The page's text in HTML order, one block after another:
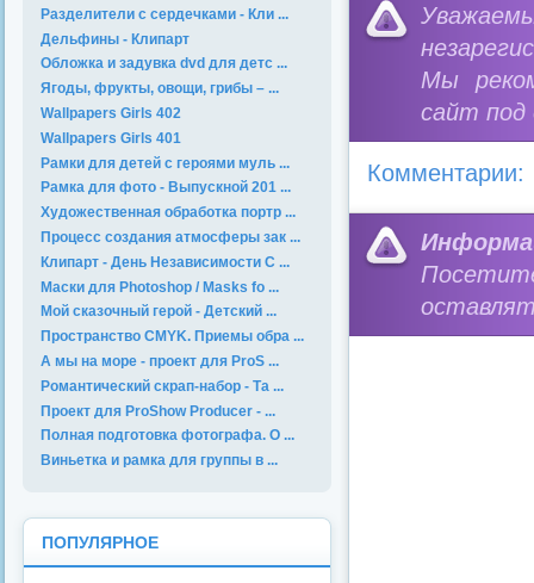
Мы
сайт под
Комментарии:
Разделители с сердечками - Кли ...
Дельфины - Клипарт
Обложка и задувка dvd для детс ...
Ягоды, фрукты, овощи, грибы – ...
Wallpapers Girls 402
Wallpapers Girls 401
Рамки для детей с героями муль ...
Рамка для фото - Выпускной 201 ...
Художественная обработка портр ...
Процесс создания атмосферы зак ...
Клипарт - День Независимости С ...
Маски для Photoshop / Masks fo ...
Мой сказочный герой - Детский ...
Пространство CMYK. Приемы обра ...
А мы на море - проект для ProS ...
Романтический скрап-набор - Та ...
Проект для ProShow Producer - ...
Полная подготовка фотографа. О ...
Виньетка и рамка для группы в ...
ПОПУЛЯРНОЕ